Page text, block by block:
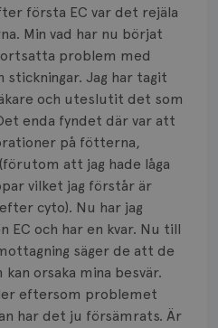
första EC var det rejäla
Min vad har nu börjat
problem med
Jag har tagit
och uteslutit det som
enda fyndet där var att
på fötterna,
att jag hade låga
vilket jag förstår är
cyto). Nu har jag
och har en kvar. Nu till
säger de att de
orsaka mina besvär.
eftersom problemet
har det ju försämrats. Är